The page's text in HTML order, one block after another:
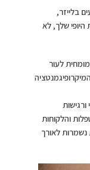
בלייזר,
היופי שלך, לא
לעור
והלקוחות
נשמרות לאורך